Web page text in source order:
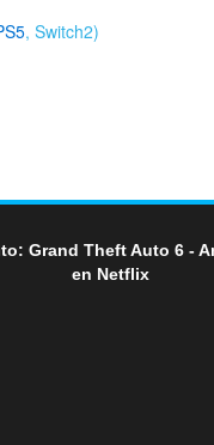
,Switch2)
Grand Theft Auto 6 -
en Netflix